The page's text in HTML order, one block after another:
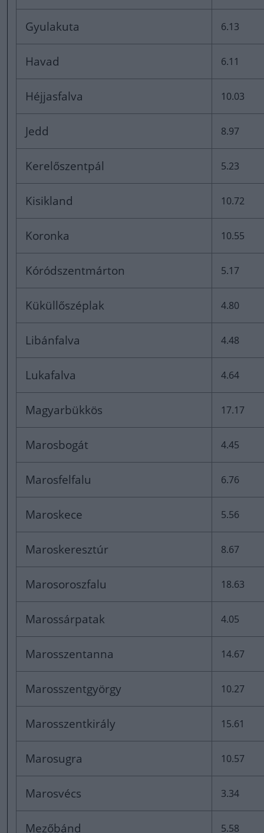
Gyulakuta 6.13
Havad 6.11
Héjjasfalva 10.03
Jedd 8.97
Kerelőszentpál 5.23
Kisikland 10.72
Koronka 10.55
Kóródszentmárton 5.17
Küküllőszéplak 4.80
Libánfalva 4.48
Lukafalva 4.64
Magyarbükkös 17.17
Marosbogát 4.45
Marosfelfalu 6.76
Maroskece 5.56
Maroskeresztúr 8.67
Marosoroszfalu 18.63
Marossárpatak 4.05
Marosszentanna 14.67
Marosszentgyörgy 10.27
Marosszentkirály 15.61
Marosugra 10.57
Marosvécs 3.34
Mezőbánd 5.58